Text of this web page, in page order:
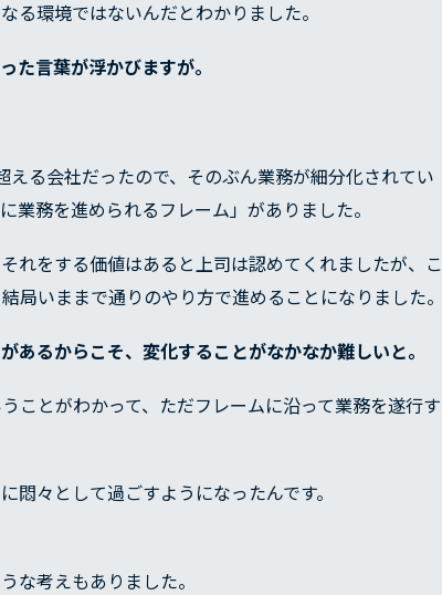
る環境ではないんだとわかりました。
言葉が浮かびますが。
る会社だったので、そのぶん業務が細分化されてい
務を進められるフレーム」がありました。
れをする価値はあると上司は認めてくれましたが、こ
いままで通りのやり方で進めることになりました。
るからこそ、変化することがなかなか難しいと。
ことがわかって、ただフレームに沿って業務を遂行す
々として過ごすようになったんです。
な考えもありました。